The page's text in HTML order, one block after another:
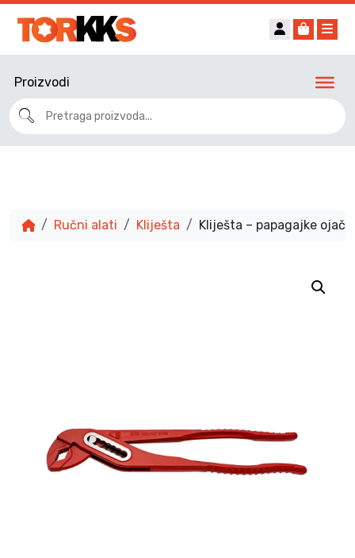
Account
Cart
Proizvodi
Ručni alati Kliješta Kliješta – papagajke